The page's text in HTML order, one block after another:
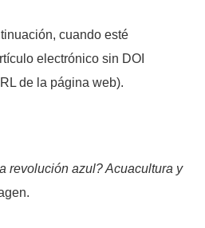
cuando esté
electrónico sin DOI
de la página web).
revolución azul? Acuacultura y